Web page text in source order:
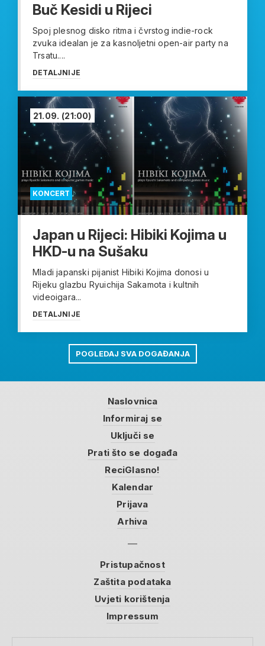
Buč Kesidi u Rijeci
Spoj plesnog disko ritma i čvrstog indie-rock
zvuka idealan je za kasnoljetni open-air party na
Trsatu....
DETALJNIJE
KONCERT
21.09. (21:00)
Japan u Rijeci: Hibiki Kojima u
HKD-u na Sušaku
Mladi japanski pijanist Hibiki Kojima donosi u
Rijeku glazbu Ryuichija Sakamota i kultnih
videoigara...
DETALJNIJE
POGLEDAJ SVA DOGAĐANJA
Naslovnica
Informiraj se
Uključi se
Prati što se događa
ReciGlasno!
Kalendar
Prijava
Arhiva
Pristupačnost
Zaštita podataka
Uvjeti korištenja
Impressum